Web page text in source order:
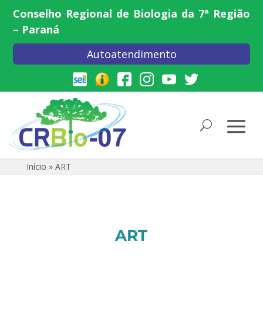
Conselho Regional de Biologia da 7ª Região
– Paraná
Autoatendimento
Início » ART
ART